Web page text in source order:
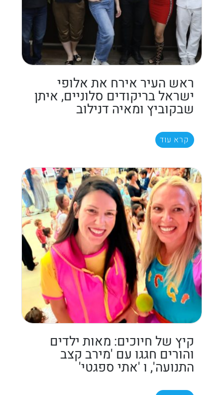
ראש העיר אירח את אלופי
ישראל בריקודים סלוניים, איתן
שבקוביץ ומאיה דנילוב
קרא עוד
קיץ של חיוכים: מאות ילדים
והורים חגגו עם 'מירב קצב
התנועה', ו 'אתי ספגטי'